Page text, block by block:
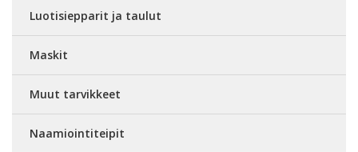
Luotisiepparit ja taulut
Maskit
Muut tarvikkeet
Naamiointiteipit